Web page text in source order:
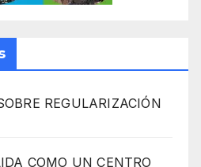
REGULARIZACIÓN
COMO UN CENTRO